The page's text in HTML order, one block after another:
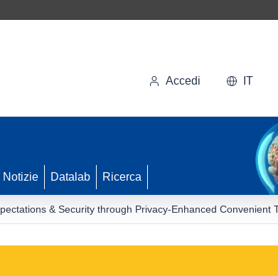
Accedi IT
Notizie Datalab Ricerca
& Security through Privacy-Enhanced Convenient